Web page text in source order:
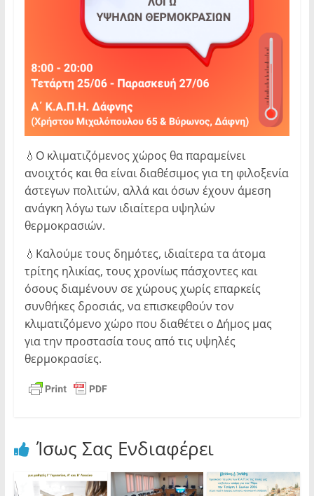
💧Ο κλιματιζόμενος χώρος θα παραμείνει
ανοιχτός και θα είναι διαθέσιμος για τη φιλοξενία
άστεγων πολιτών, αλλά και όσων έχουν άμεση
ανάγκη λόγω των ιδιαίτερα υψηλών
θερμοκρασιών.
💧Καλούμε τους δημότες, ιδιαίτερα τα άτομα
τρίτης ηλικίας, τους χρονίως πάσχοντες και
όσους διαμένουν σε χώρους χωρίς επαρκείς
συνθήκες δροσιάς, να επισκεφθούν τον
κλιματιζόμενο χώρο που διαθέτει ο Δήμος μας
για την προστασία τους από τις υψηλές
θερμοκρασίες.
Ίσως Σας Ενδιαφέρει